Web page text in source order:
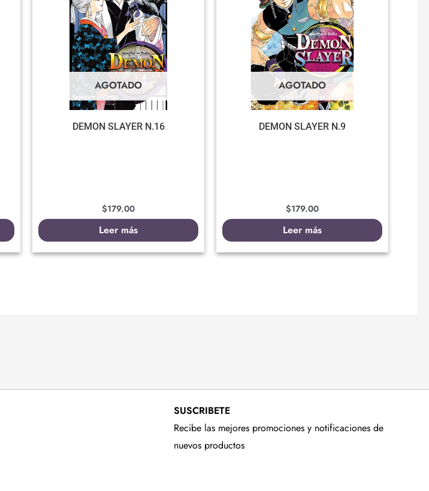
AGOTADO
DEMON SLAYER N.16
$179.00
Leer más
AGOTADO
DEMON SLAYER N.9
$179.00
Leer más
SUSCRIBETE
Recibe las mejores promociones y notificaciones de
nuevos productos